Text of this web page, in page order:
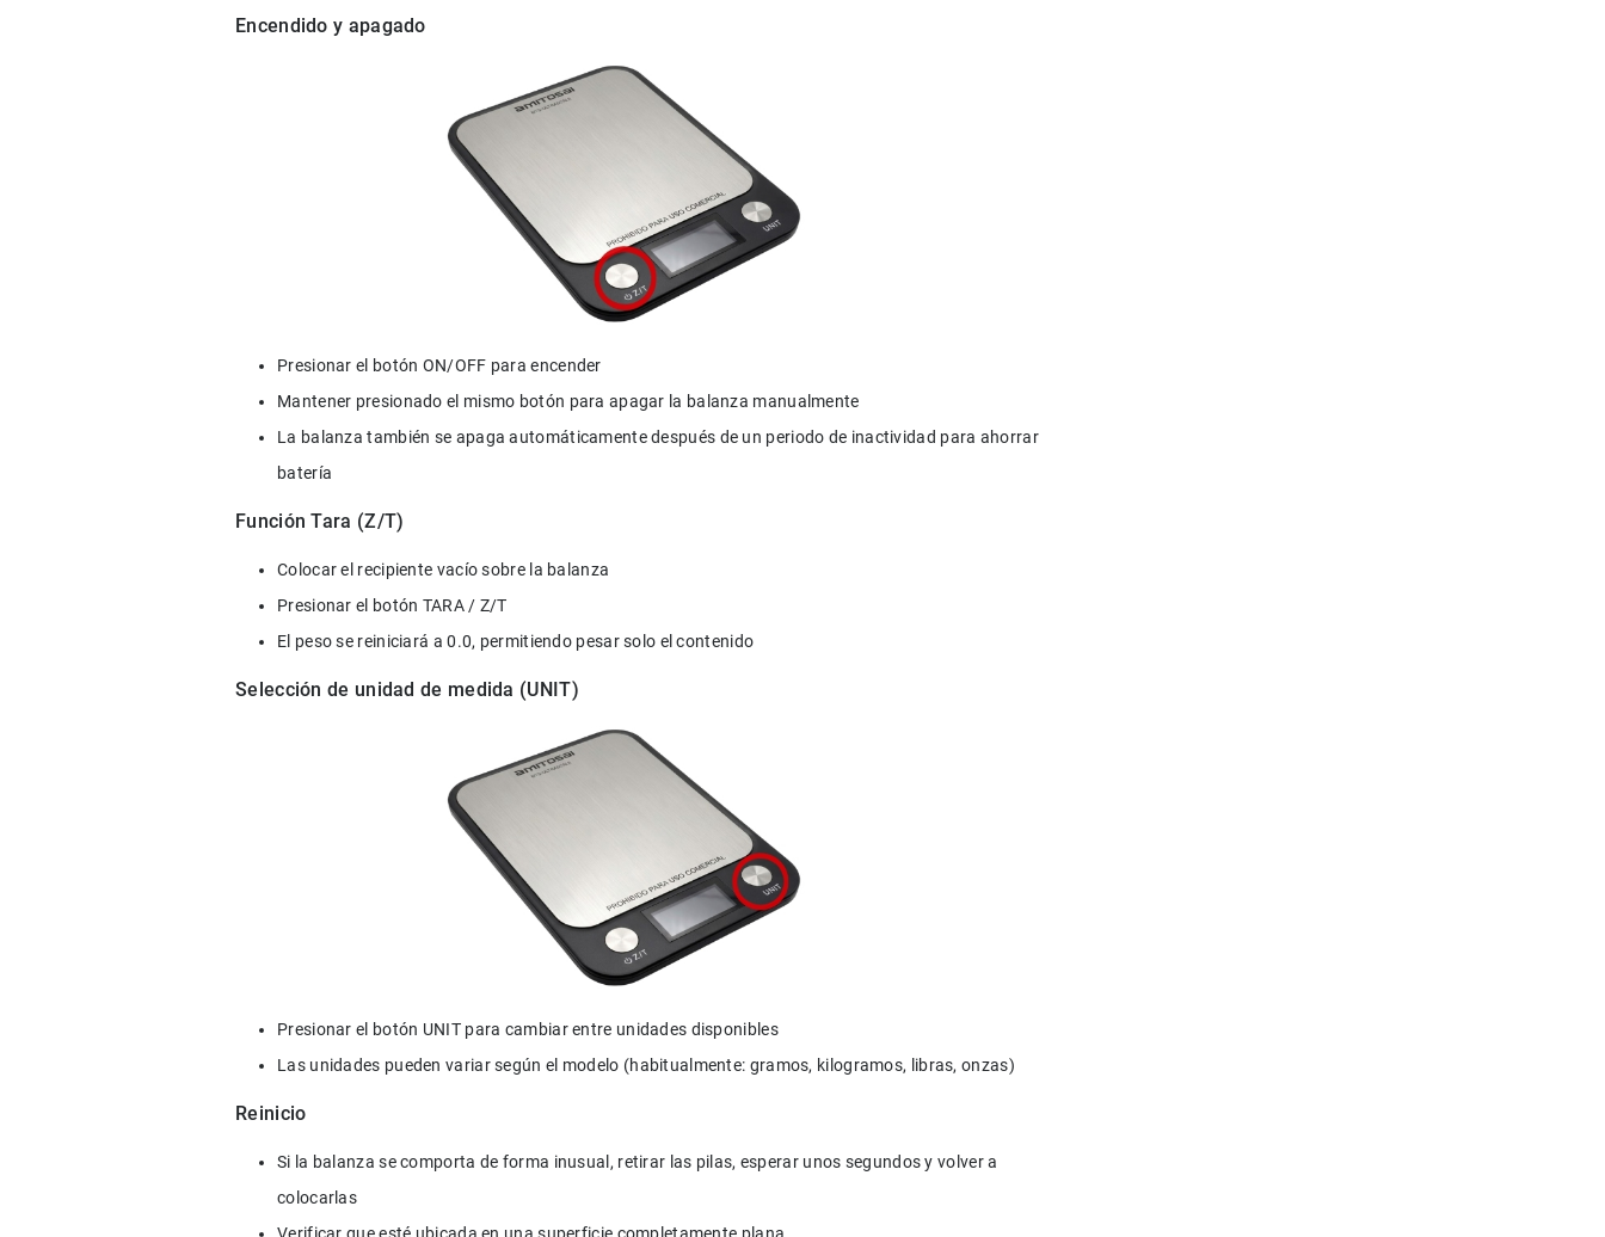
Encendido y apagado
Presionar el botón ON/OFF para encender
Mantener presionado el mismo botón para apagar la balanza manualmente
La balanza también se apaga automáticamente después de un periodo de inactividad para ahorrar
batería
Función Tara (Z/T)
Colocar el recipiente vacío sobre la balanza
Presionar el botón TARA / Z/T
El peso se reiniciará a 0.0, permitiendo pesar solo el contenido
Selección de unidad de medida (UNIT)
Presionar el botón UNIT para cambiar entre unidades disponibles
Las unidades pueden variar según el modelo (habitualmente: gramos, kilogramos, libras, onzas)
Reinicio
Si la balanza se comporta de forma inusual, retirar las pilas, esperar unos segundos y volver a
colocarlas